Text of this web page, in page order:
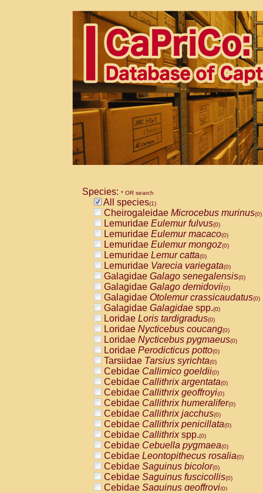
Species: * OR search
All species(1)
Cheirogaleidae Microcebus murinus(0)
Lemuridae Eulemur fulvus(0)
Lemuridae Eulemur macaco(0)
Lemuridae Eulemur mongoz(0)
Lemuridae Lemur catta(0)
Lemuridae Varecia variegata(0)
Galagidae Galago senegalensis(0)
Galagidae Galago demidovii(0)
Galagidae Otolemur crassicaudatus(0)
Galagidae Galagidae spp.(0)
Loridae Loris tardigradus(0)
Loridae Nycticebus coucang(0)
Loridae Nycticebus pygmaeus(0)
Loridae Perodicticus potto(0)
Tarsiidae Tarsius syrichta(0)
Cebidae Callimico goeldii(0)
Cebidae Callithrix argentata(0)
Cebidae Callithrix geoffroyi(0)
Cebidae Callithrix humeralifer(0)
Cebidae Callithrix jacchus(0)
Cebidae Callithrix penicillata(0)
Cebidae Callithrixspp.(0)
Cebidae Cebuella pygmaea(0)
Cebidae Leontopithecus rosalia(0)
Cebidae Saguinus bicolor(0)
Cebidae Saguinus fuscicollis(0)
Cebidae Saguinus geoffroyi(0)